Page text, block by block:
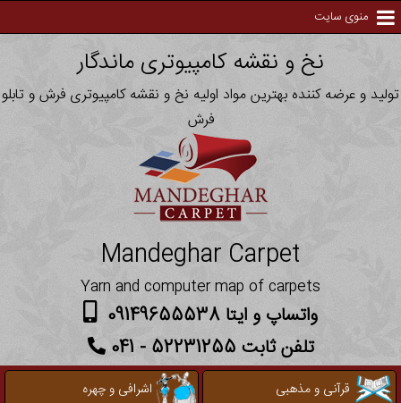
منوی سایت
نخ و نقشه کامپیوتری ماندگار
تولید و عرضه کننده بهترین مواد اولیه نخ و نقشه کامپیوتری فرش و تابلو
فرش
Mandeghar Carpet
Yarn and computer map of carpets
واتساپ و ایتا 09149655538
تلفن ثابت 52231255 - 041
قرآنی و مذهبی
اشرافی و چهره